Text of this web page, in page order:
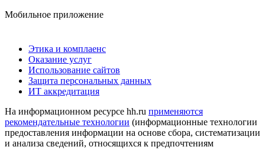
Мобильное приложение
Этика и комплаенс
Оказание услуг
Использование сайтов
Защита персональных данных
ИТ аккредитация
На информационном ресурсе hh.ru применяются
рекомендательные технологии (информационные технологии
предоставления информации на основе сбора, систематизации
и анализа сведений, относящихся к предпочтениям